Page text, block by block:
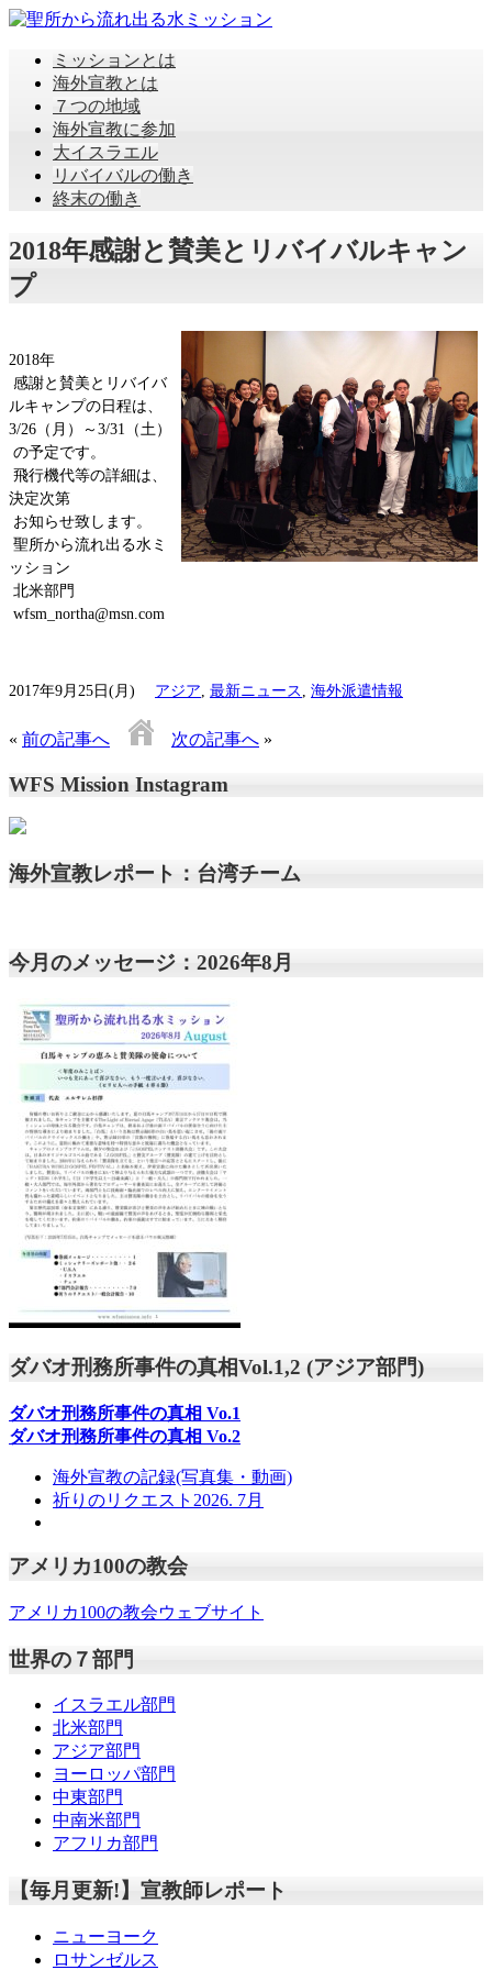
ミッションとは
海外宣教とは
７つの地域
海外宣教に参加
大イスラエル
リバイバルの働き
終末の働き
2018年感謝と賛美とリバイバルキャン
プ
2018年
感謝と賛美とリバイバ
ルキャンプの日程は、
3/26（月）～3/31（土）
の予定です。
飛行機代等の詳細は、
決定次第
お知らせ致します。
聖所から流れ出る水ミ
ッション
北米部門
wfsm_northa@msn.com
2017年9月25日(月) アジア 最新ニュース 海外派遣情報
« 前の記事へ 次の記事へ »
WFS Mission Instagram
海外宣教レポート：台湾チーム
今月のメッセージ：2026年8月
ダバオ刑務所事件の真相Vol.1,2 (アジア部門)
ダバオ刑務所事件の真相 Vo.1
ダバオ刑務所事件の真相 Vo.2
海外宣教の記録(写真集・動画)
祈りのリクエスト2026. 7月
アメリカ100の教会
アメリカ100の教会ウェブサイト
世界の７部門
イスラエル部門
北米部門
アジア部門
ヨーロッパ部門
中東部門
中南米部門
アフリカ部門
【毎月更新!】宣教師レポート
ニューヨーク
ロサンゼルス